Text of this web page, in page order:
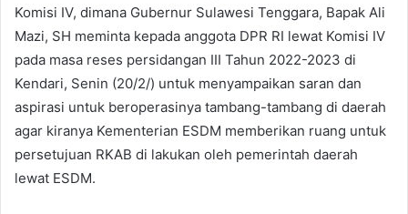
Komisi IV, dimana Gubernur Sulawesi Tenggara, Bapak Ali
Mazi, SH meminta kepada anggota DPR RI lewat Komisi IV
pada masa reses persidangan III Tahun 2022-2023 di
Kendari, Senin (20/2/) untuk menyampaikan saran dan
aspirasi untuk beroperasinya tambang-tambang di daerah
agar kiranya Kementerian ESDM memberikan ruang untuk
persetujuan RKAB di lakukan oleh pemerintah daerah
lewat ESDM.